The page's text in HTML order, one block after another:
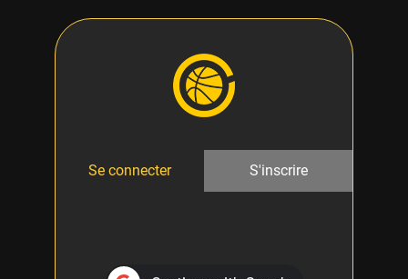
Se connecter S'inscrire